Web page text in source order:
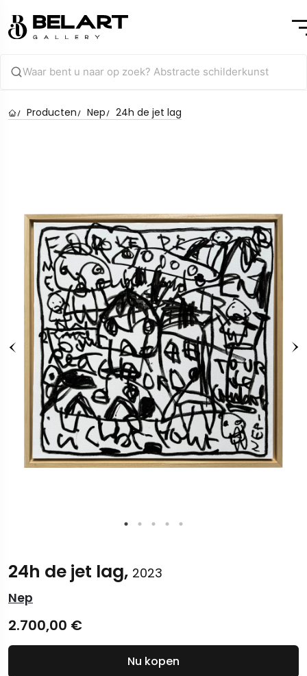
Producten Nep 24h de jet lag
24h de jet lag, 2023
Nep
2.700,00 €
Nu kopen